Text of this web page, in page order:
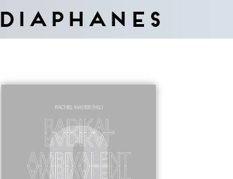
Diaphanes